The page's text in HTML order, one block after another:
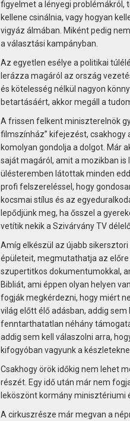
figyelmet a lényegi problémákról,
kellene csinálnia, vagy hogyan
vigyáz álmában. Miként pedig
a választási kampányban.
Az egyetlen esélye a politikai
lerázza magáról az ország
és kötelesség nélkül nagyon
betartásáért, akkor megáll a
A frissen felkent miniszterelnök
filmszínház” kifejezést, csakhogy
komolyan gondolja a dolgot. Már
saját magáról, amit a mozikban
ülésteremben látottak minden
profi felszereléssel, hogy
kocsmai stílus és az
lepődjünk meg, ha ősszel a
vetítik nekik a Szivárvány TV
Amíg elkészül az újabb
épületeit, megmutathatja az
szupertitkos dokumentumokkal,
Bibliát, ami éppen olyan helyen
fogják megkérdezni, hogy miért
világ előtt élő adásban, addig
fenntarthatatlan néhány
addig sem kell válaszolni arra,
kifogyóban vagyunk a
Csakhogy örök időkig nem lehet
részét. Egy idő után már nem
leköszönt kormány minisztériumi
A cirkuszrésze már megvan a